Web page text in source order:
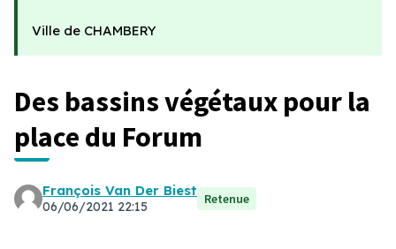
Ville de CHAMBERY
Des bassins végétaux pour la
place du Forum
François Van Der Biest
06/06/2021 22:15 Retenue